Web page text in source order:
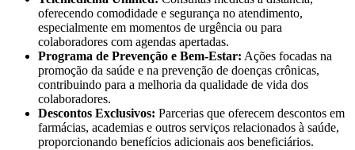
oferecendo comodidade e segurança no atendimento,
especialmente em momentos de urgência ou para
colaboradores com agendas apertadas.
Programa de Prevenção e Bem-Estar: Ações focadas na
promoção da saúde e na prevenção de doenças crônicas,
contribuindo para a melhoria da qualidade de vida dos
colaboradores.
Descontos Exclusivos: Parcerias que oferecem descontos em
farmácias, academias e outros serviços relacionados à saúde,
proporcionando benefícios adicionais aos beneficiários.